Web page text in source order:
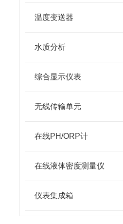
温度变送器
水质分析
综合显示仪表
无线传输单元
在线PH/ORP计
在线液体密度测量仪
仪表集成箱